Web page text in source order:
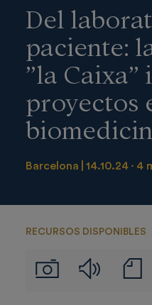
Del
paciente:
”la Caixa”
proyectos
Barcelona 14.10.24 4
RECURSOS DISPONIBLES
ImágenesAudios
de